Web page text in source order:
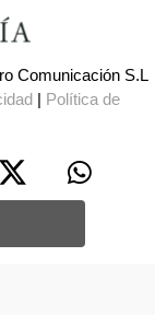
Comunicación S.L
| Política de